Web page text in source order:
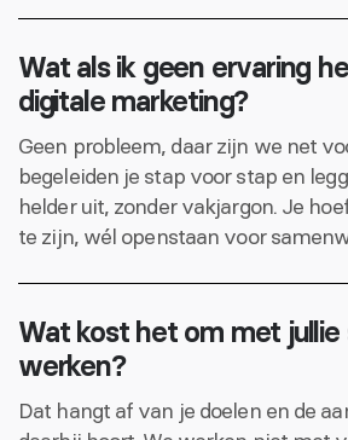
Wat als ik geen ervaring
digitale marketing?
Geen probleem, daar zijn we net
begeleiden je stap voor stap en
helder uit, zonder vakjargon. Je
te zijn, wél openstaan voor
Wat kost het om met jullie
werken?
Dat hangt af van je doelen en de